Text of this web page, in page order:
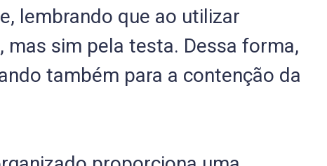
lembrando que ao utilizar
sim pela testa. Dessa forma,
também para a contenção da